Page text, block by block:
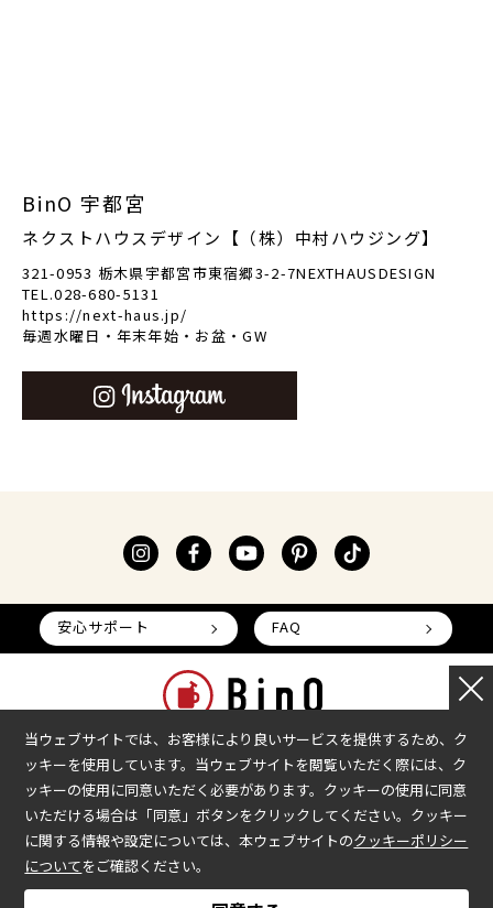
BinO 宇都宮
ネクストハウスデザイン【（株）中村ハウジング】
321-0953 栃木県宇都宮市東宿郷3-2-7NEXTHAUSDESIGN
TEL.028-680-5131
https://next-haus.jp/
毎週水曜日・年末年始・お盆・GW
安心サポート FAQ
本部へのお問い合わせ
会社情報
プライバシーポリシー
加盟企業の募集
加盟店様ログイン
COPYRIGHT © BinO ALL RIGHTS RESERVED.
当ウェブサイトでは、お客様により良いサービスを提供するため、ク
ッキーを使用しています。当ウェブサイトを閲覧いただく際には、ク
ッキーの使用に同意いただく必要があります。クッキーの使用に同意
いただける場合は「同意」ボタンをクリックしてください。クッキー
に関する情報や設定については、本ウェブサイトのクッキーポリシー
についてをご確認ください。